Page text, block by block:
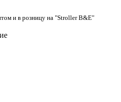
и в розницу на "Stroller B&E"